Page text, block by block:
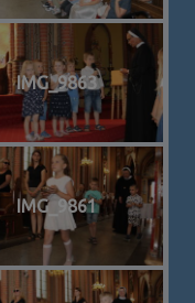
IMG_9863
IMG_9861